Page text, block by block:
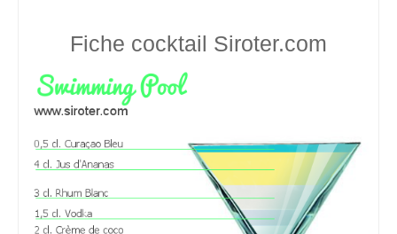
Fiche cocktail Siroter.com